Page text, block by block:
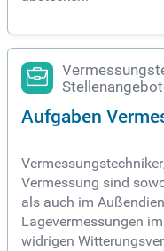
Aufgaben
Vermessung sind
als auch im
Lagevermessungen
widrigen